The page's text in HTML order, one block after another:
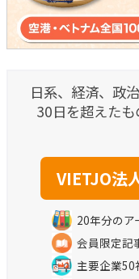
日系、経済、政
30日を超えた
20年分のア
会員限定記
主要企業50